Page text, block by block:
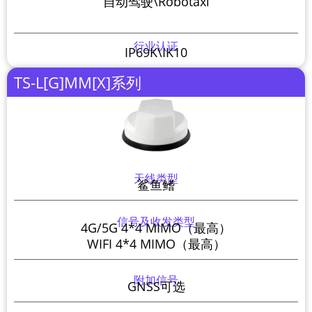
行业认证
IP69K\IK10
TS-L[G]MM[X]系列
天线类型
鲨鱼鳍
信号及收发类型
4G/5G 4*4 MIMO（最高）
WIFI 4*4 MIMO（最高）
附加信号
GNSS可选